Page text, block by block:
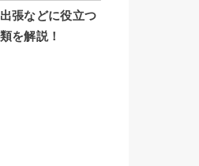
張などに役立つ
を解説！